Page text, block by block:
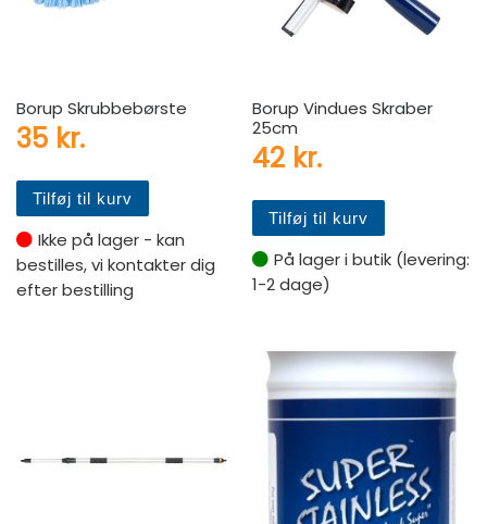
Borup Skrubbebørste
35 kr.
Tilføj til kurv
Ikke på lager - kan
bestilles, vi kontakter dig
efter bestilling
Borup Vindues Skraber
25cm
42 kr.
Tilføj til kurv
På lager i butik (levering:
1-2 dage)